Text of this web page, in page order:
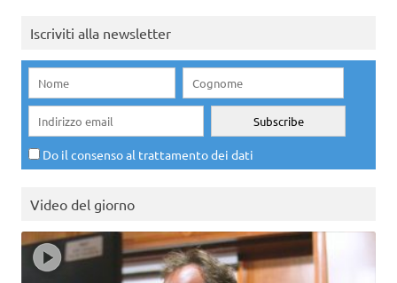
Iscriviti alla newsletter
Do il consenso al trattamento dei dati
Video del giorno